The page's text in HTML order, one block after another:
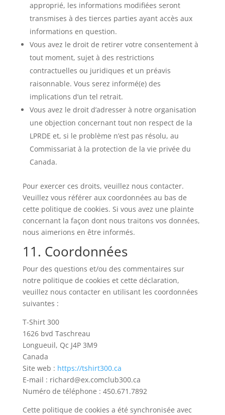
approprié, les informations modifiées seront
transmises à des tierces parties ayant accès aux
informations en question.
Vous avez le droit de retirer votre consentement à
tout moment, sujet à des restrictions
contractuelles ou juridiques et un préavis
raisonnable. Vous serez informé(e) des
implications d’un tel retrait.
Vous avez le droit d’adresser à notre organisation
une objection concernant tout non respect de la
LPRDE et, si le problème n’est pas résolu, au
Commissariat à la protection de la vie privée du
Canada.
Pour exercer ces droits, veuillez nous contacter.
Veuillez vous référer aux coordonnées au bas de
cette politique de cookies. Si vous avez une plainte
concernant la façon dont nous traitons vos données,
nous aimerions en être informés.
11. Coordonnées
Pour des questions et/ou des commentaires sur
notre politique de cookies et cette déclaration,
veuillez nous contacter en utilisant les coordonnées
suivantes :
T-Shirt 300
1626 bvd Taschreau
Longueuil, Qc J4P 3M9
Canada
Site web : https://tshirt300.ca
E-mail : richard@ex.comclub300.ca
Numéro de téléphone : 450.671.7892
Cette politique de cookies a été synchronisée avec